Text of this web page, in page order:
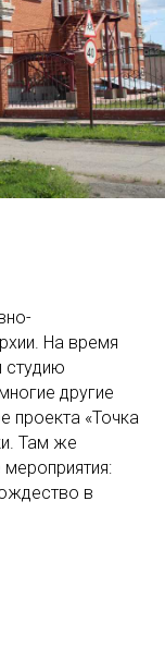
На время
студию
другие
проекта «Точка
Там же
в